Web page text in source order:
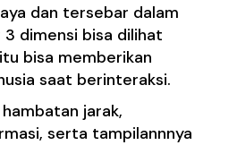
dan tersebar dalam
dimensi bisa dilihat
bisa memberikan
saat berinteraksi.
jarak,
serta tampilannnya